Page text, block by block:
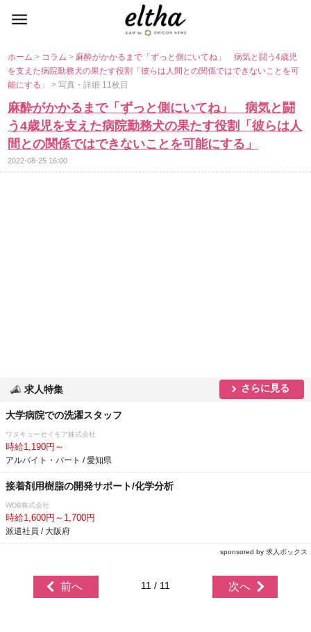
ホーム> コラム> 麻酔がかかるまで「ずっと側にいてね」 病気と闘う4歳児
を支えた病院勤務犬の果たす役割「彼らは人間との関係ではできないことを可
能にする」> 写真・詳細 11枚目
麻酔がかかるまで「ずっと側にいてね」 病気と闘
う4歳児を支えた病院勤務犬の果たす役割「彼らは人
間との関係ではできないことを可能にする」
2022-08-25 16:00
求人特集 さらに見る
大学病院での洗濯スタッフ
ワタキューセイモア株式会社
時給1,190円～
アルバイト・パート / 愛知県
接着剤用樹脂の開発サポート/化学分析
WDB株式会社
時給1,600円～1,700円
派遣社員 / 大阪府
sponsored by 求人ボックス
前へ 11 / 11 次へ